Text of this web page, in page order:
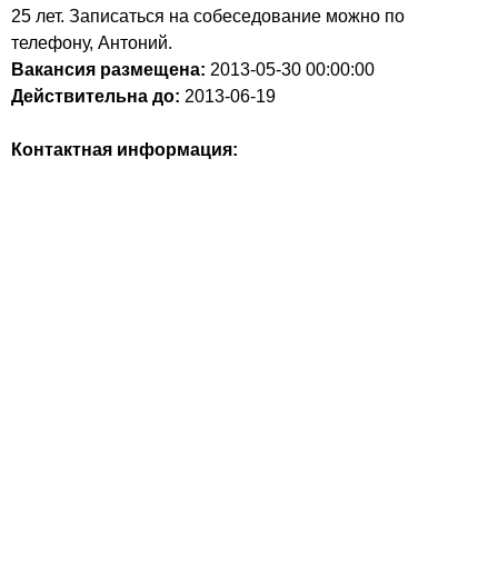
25 лет. Записаться на собеседование можно по
телефону, Антоний.
Вакансия размещена: 2013-05-30 00:00:00
Действительна до: 2013-06-19
Контактная информация: